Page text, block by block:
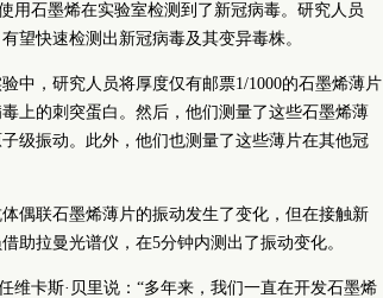
用石墨烯在实验室检测到了新冠病毒。研究人员
望快速检测出新冠病毒及其变异毒株。
中，研究人员将厚度仅有邮票1/1000的石墨烯薄片
上的刺突蛋白。然后，他们测量了这些石墨烯薄
级振动。此外，他们也测量了这些薄片在其他冠
偶联石墨烯薄片的振动发生了变化，但在接触新
助拉曼光谱仪，在5分钟内测出了振动变化。
维卡斯·贝里说：“多年来，我们一直在开发石墨烯